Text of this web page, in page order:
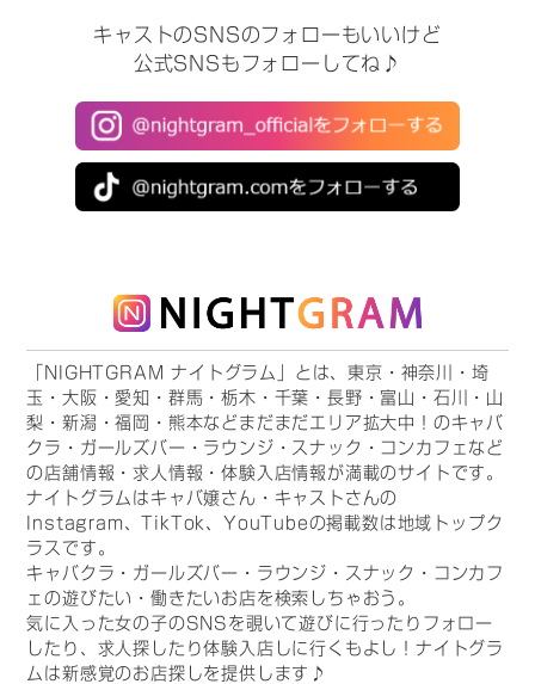
キャストのSNSのフォローもいいけど
公式SNSもフォローしてね♪
「NIGHTGRAM ナイトグラム」とは、東京・神奈川・埼
玉・大阪・愛知・群馬・栃木・千葉・長野・富山・石川・山
梨・新潟・福岡・熊本などまだまだエリア拡大中！のキャバ
クラ・ガールズバー・ラウンジ・スナック・コンカフェなど
の店舗情報・求人情報・体験入店情報が満載のサイトです。
ナイトグラムはキャバ嬢さん・キャストさんの
Instagram、TikTok、YouTubeの掲載数は地域トップク
ラスです。
キャバクラ・ガールズバー・ラウンジ・スナック・コンカフ
ェの遊びたい・働きたいお店を検索しちゃおう。
気に入った女の子のSNSを覗いて遊びに行ったりフォロー
したり、求人探したり体験入店しに行くもよし！ナイトグラ
ムは新感覚のお店探しを提供します♪